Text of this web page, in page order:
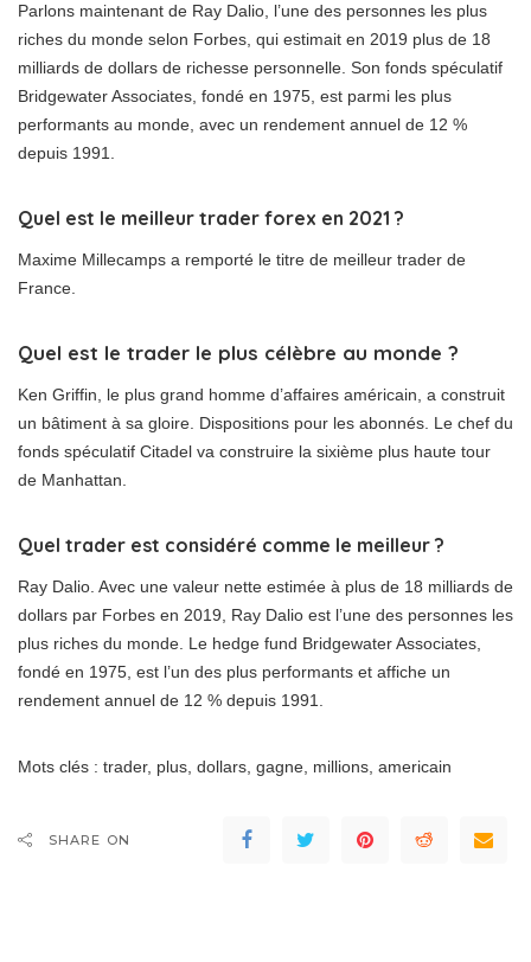
Parlons maintenant de Ray Dalio, l’une des personnes les plus
riches du monde selon Forbes, qui estimait en 2019 plus de 18
milliards de dollars de richesse personnelle. Son fonds spéculatif
Bridgewater Associates, fondé en 1975, est parmi les plus
performants au monde, avec un rendement annuel de 12 %
depuis 1991.
Quel est le meilleur trader forex en 2021 ?
Maxime Millecamps a remporté le titre de meilleur trader de
France.
Quel est le trader le plus célèbre au monde ?
Ken Griffin, le plus grand homme d’affaires américain, a construit
un bâtiment à sa gloire. Dispositions pour les abonnés. Le chef du
fonds spéculatif Citadel va construire la sixième plus haute tour
de Manhattan.
Quel trader est considéré comme le meilleur ?
Ray Dalio. Avec une valeur nette estimée à plus de 18 milliards de
dollars par Forbes en 2019, Ray Dalio est l’une des personnes les
plus riches du monde. Le hedge fund Bridgewater Associates,
fondé en 1975, est l’un des plus performants et affiche un
rendement annuel de 12 % depuis 1991.
Mots clés : trader, plus, dollars, gagne, millions, americain
SHARE ON